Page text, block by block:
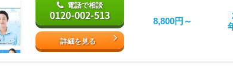
電話で相談
0120-002-513
詳細を見る
8,800円～